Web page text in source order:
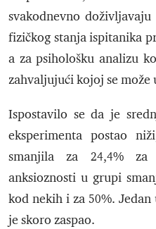
svakodnevno
fizičkog stanja ispitanika
a za psihološku analizu
zahvaljujući kojoj se
Ispostavilo se da je
eksperimenta postao
smanjila za 24,4%
anksioznosti u grupi
kod nekih i za 50%.
je skoro zaspao.